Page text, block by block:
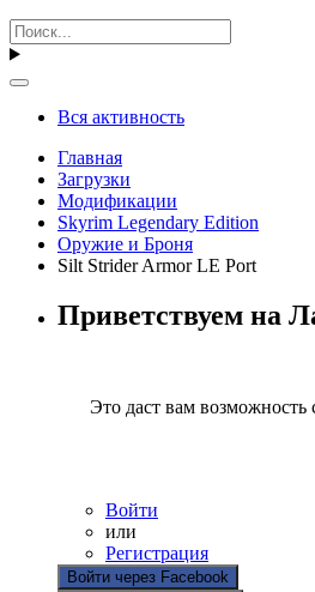
Вся активность
Главная
Загрузки
Модификации
Skyrim Legendary Edition
Оружие и Броня
Silt Strider Armor LE Port
Приветствуем на
Это даст вам возможность
Войти
или
Регистрация
Войти через Facebook